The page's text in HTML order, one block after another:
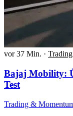
vor 37 Min. ·
Bajaj Mobility:
Test
Trading &